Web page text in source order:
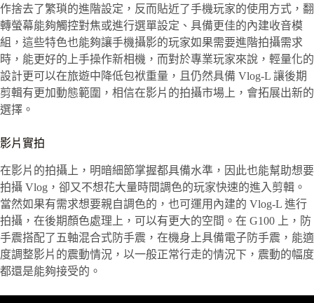
作捨去了繁瑣的進階設定，反而貼近了手機玩家的使用方式，翻
轉螢幕能夠觸控對焦或進行選單設定、具備更佳的內建收音模
組，這些特色也能夠讓手機攝影的玩家如果需要進階拍攝需求
時，能更好的上手操作新相機，而對於專業玩家來說，輕量化的
設計更可以在旅遊中降低包袱重量，且仍然具備 Vlog-L 讓後期
剪輯有更加動態範圍，相信在影片的拍攝市場上，會拓展出新的
選擇。
影片實拍
在影片的拍攝上，明暗細節掌握都具備水準，因此也能幫助想要
拍攝 Vlog，卻又不想花大量時間調色的玩家快速的進入剪輯。
當然如果有需求想要親自調色的，也可運用內建的 Vlog-L 進行
拍攝，在後期顏色處理上，可以有更大的空間。在 G100 上，防
手震搭配了五軸混合式防手震，在機身上具備電子防手震，能適
度調整影片的震動情況，以一般正常行走的情況下，震動的幅度
都還是能夠接受的。